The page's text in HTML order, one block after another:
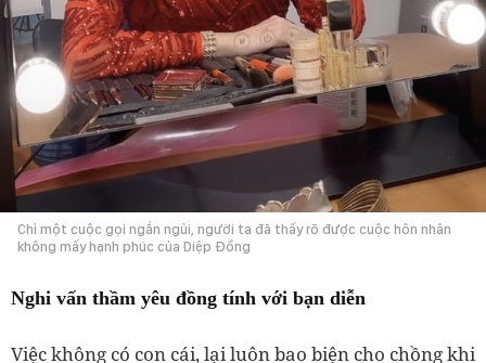
Chỉ một cuộc gọi ngắn ngủi, người ta đã thấy rõ được cuộc hôn nhân
không mấy hạnh phúc của Diệp Đồng
Nghi vấn thầm yêu đồng tính với bạn diễn
Việc không có con cái, lại luôn bao biện cho chồng khi